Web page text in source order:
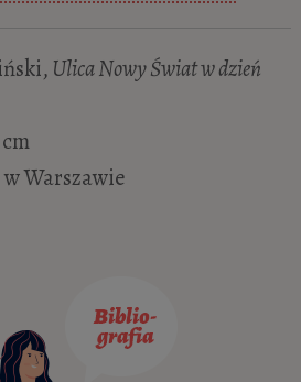
Ulica Nowy Świat w dzień
Warszawie